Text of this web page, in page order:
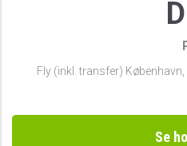
Fly (inkl. transfer) København
Se